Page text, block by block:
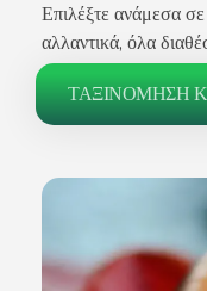
Επιλέξτε ανάμεσα
αλλαντικά, όλα
ποιότητας
ΤΑΞΙΝΌΜΗΣΗ